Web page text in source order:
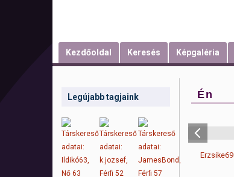
Kezdőoldal Keresés Képgaléria
Legújabb tagjaink Én
Erzsike69